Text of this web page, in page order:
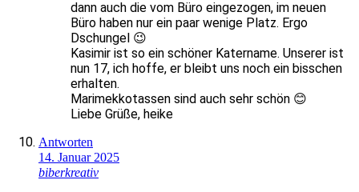
dann auch die vom Büro eingezogen, im neuen
Büro haben nur ein paar wenige Platz. Ergo
Dschungel 😉
Kasimir ist so ein schöner Katername. Unserer ist
nun 17, ich hoffe, er bleibt uns noch ein bisschen
erhalten.
Marimekkotassen sind auch sehr schön 😊
Liebe Grüße, heike
Antworten
14. Januar 2025
biberkreativ